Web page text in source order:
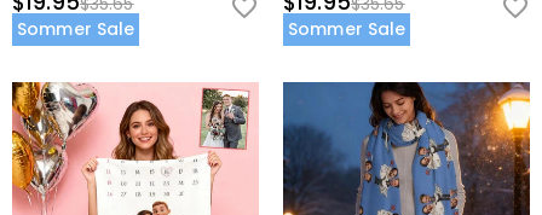
Sommer Sale
Sommer Sale